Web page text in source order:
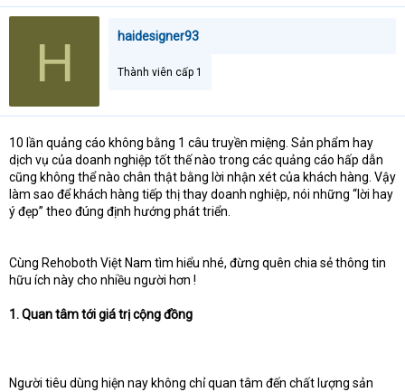
e
r
e
r
y
ử
h
a
H haidesigner93
Thành viên cấp 1
10 lần quảng cáo không bằng 1 câu truyền miệng. Sản phẩm hay
dịch vụ của doanh nghiệp tốt thế nào trong các quảng cáo hấp dẫn
cũng không thể nào chân thật bằng lời nhận xét của khách hàng. Vậy
làm sao để khách hàng tiếp thị thay doanh nghiệp, nói những “lời hay
ý đẹp” theo đúng định hướng phát triển.
Cùng Rehoboth Việt Nam tìm hiểu nhé, đừng quên chia sẻ thông tin
hữu ích này cho nhiều người hơn !
1. Quan tâm tới giá trị cộng đồng
Người tiêu dùng hiện nay không chỉ quan tâm đến chất lượng sản